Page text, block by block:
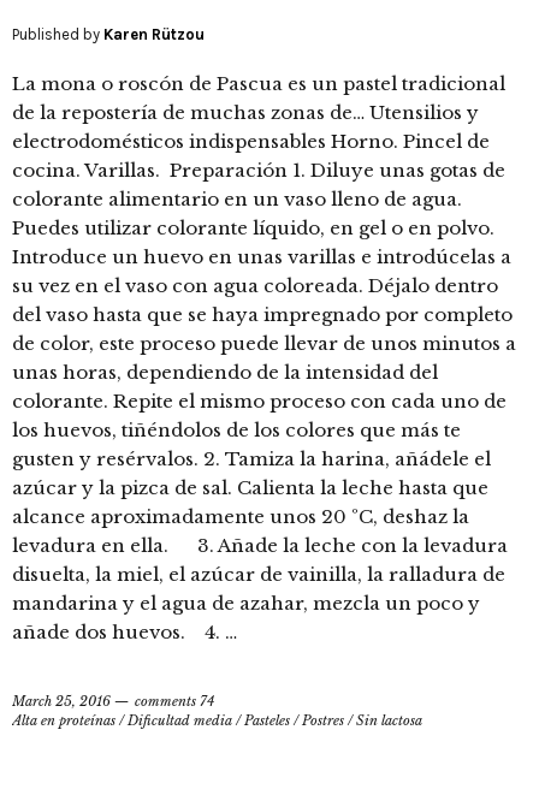
Published by Karen Rützou
La mona o roscón de Pascua es un pastel tradicional
de la repostería de muchas zonas de… Utensilios y
electrodomésticos indispensables Horno. Pincel de
cocina. Varillas. Preparación 1. Diluye unas gotas de
colorante alimentario en un vaso lleno de agua.
Puedes utilizar colorante líquido, en gel o en polvo.
Introduce un huevo en unas varillas e introdúcelas a
su vez en el vaso con agua coloreada. Déjalo dentro
del vaso hasta que se haya impregnado por completo
de color, este proceso puede llevar de unos minutos a
unas horas, dependiendo de la intensidad del
colorante. Repite el mismo proceso con cada uno de
los huevos, tiñéndolos de los colores que más te
gusten y resérvalos. 2. Tamiza la harina, añádele el
azúcar y la pizca de sal. Calienta la leche hasta que
alcance aproximadamente unos 20 ºC, deshaz la
levadura en ella. 3. Añade la leche con la levadura
disuelta, la miel, el azúcar de vainilla, la ralladura de
mandarina y el agua de azahar, mezcla un poco y
añade dos huevos. 4. …
March 25, 2016
comments 74
Alta en proteínas /Dificultad media /Pasteles /Postres /Sin lactosa